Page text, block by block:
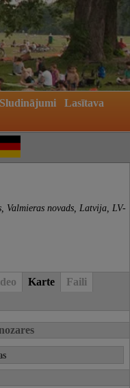
Sludinājumi
Lasītava
Valmieras novads, Latvija, LV-
Karte
Faili